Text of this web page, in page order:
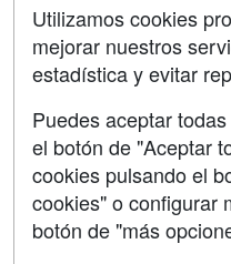
Contactar
Confidencialidad
Copyleft
Utilizamos cookies
mejorar nuestros
estadística y evitar
Puedes aceptar
el botón de "Aceptar
cookies pulsando el
cookies" o configurar
botón de "más